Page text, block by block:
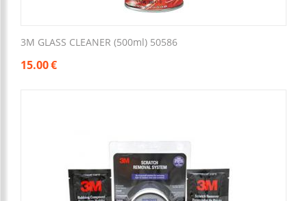
3M GLASS CLEANER (500ml) 50586
15.00€